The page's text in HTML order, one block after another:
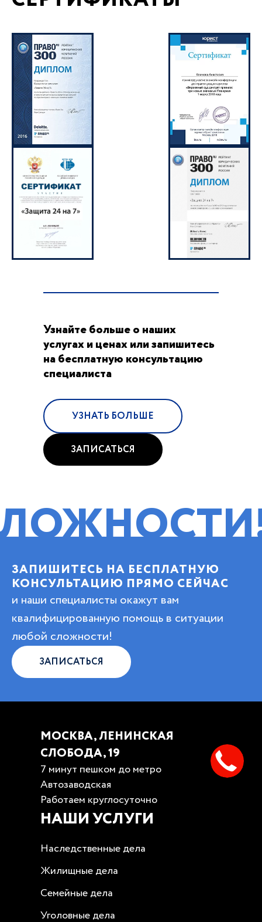
Узнайте больше о наших
услугах и ценах или запишитесь
на бесплатную консультацию
специалиста
УЗНАТЬ БОЛЬШЕ
ЗАПИСАТЬСЯ
ЗАПИШИТЕСЬ НА БЕСПЛАТНУЮ
КОНСУЛЬТАЦИЮ ПРЯМО СЕЙЧАС
и наши специалисты окажут вам
квалифицированную помощь в ситуации
любой сложности!
ЗАПИСАТЬСЯ
МОСКВА, ЛЕНИНСКАЯ
СЛОБОДА, 19
7 минут пешком до метро
Автозаводская
Работаем круглосуточно
НАШИ УСЛУГИ
Наследственные дела
Жилищные дела
Семейные дела
Уголовные дела